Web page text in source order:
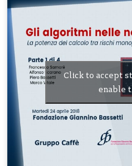
Click to accept
enable